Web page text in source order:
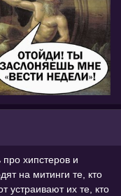
про хипстеров и
на митинги те, кто
устраивают их те, кто